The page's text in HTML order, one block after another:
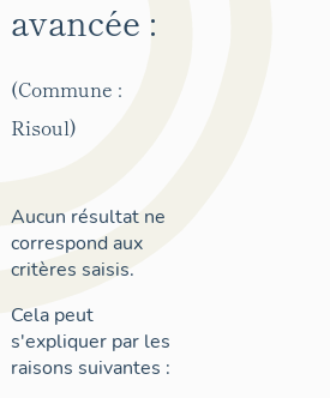
avancée :
(Commune :
Risoul)
Aucun résultat ne
correspond aux
critères saisis.
Cela peut
s'expliquer par les
raisons suivantes :